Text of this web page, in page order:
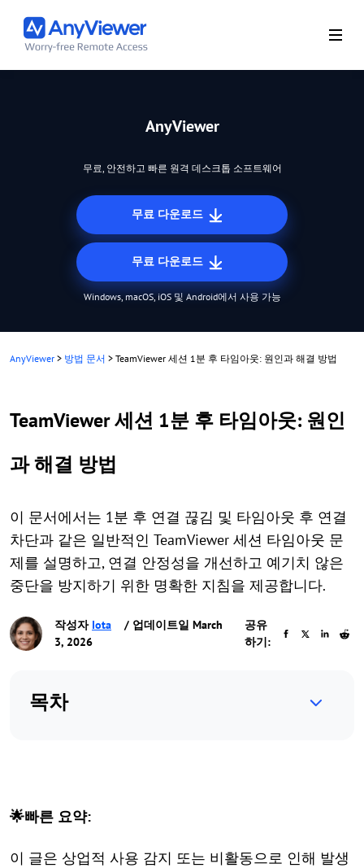
AnyViewer
무료, 안전하고 빠른 원격 데스크톱 소프트웨어
무료 다운로드
무료 다운로드
Windows, macOS, iOS 및 Android에서 사용 가능
AnyViewer > 방법 문서 > TeamViewer 세션 1분 후 타임아웃: 원인과 해결 방법
TeamViewer 세션 1분 후 타임아웃: 원인
과 해결 방법
이 문서에서는 1분 후 연결 끊김 및 타임아웃 후 연결
차단과 같은 일반적인 TeamViewer 세션 타임아웃 문
제를 설명하고, 연결 안정성을 개선하고 예기치 않은
중단을 방지하기 위한 명확한 지침을 제공합니다.
작성자 Iota
/ 업데이트일 March
3, 2026
공유
하기:
목차
🌟빠른 요약:
이 글은 상업적 사용 감지 또는 비활동으로 인해 발생